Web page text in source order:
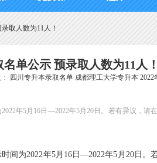
取人数为11人！
单公示 预录取人数为11人！
四川专升本录取名单 成都理工大学专升本 2022
年5月16日—2022年5月20日。若有异议，请
间为2022年5月16日—2022年5月20日。